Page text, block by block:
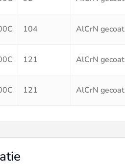
104 AlCrN gecoat
121 AlCrN gecoat
121 AlCrN gecoat